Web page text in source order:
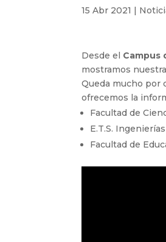
15 Abr 2021 |
Desde el Campus
mostramos
Queda mucho por
ofrecemos la
Facultad de
E.T.S.
Facultad de